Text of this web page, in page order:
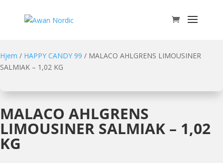
Hjem / HAPPY CANDY 99 / MALACO AHLGRENS LIMOUSINER
SALMIAK – 1,02 KG
MALACO AHLGRENS
LIMOUSINER SALMIAK – 1,02
KG